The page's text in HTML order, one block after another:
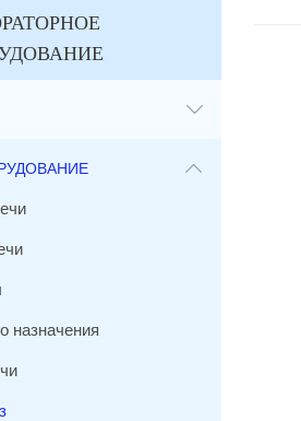
назначения